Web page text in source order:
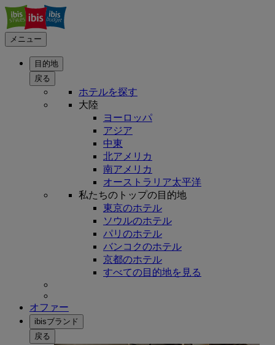
メニュー
目的地
戻る
ホテルを探す
大陸
ヨーロッパ
アジア
中東
北アメリカ
南アメリカ
オーストラリア太平洋
私たちのトップの目的地
東京のホテル
ソウルのホテル
パリのホテル
バンコクのホテル
京都のホテル
すべての目的地を見る
オファー
ibisブランド
戻る